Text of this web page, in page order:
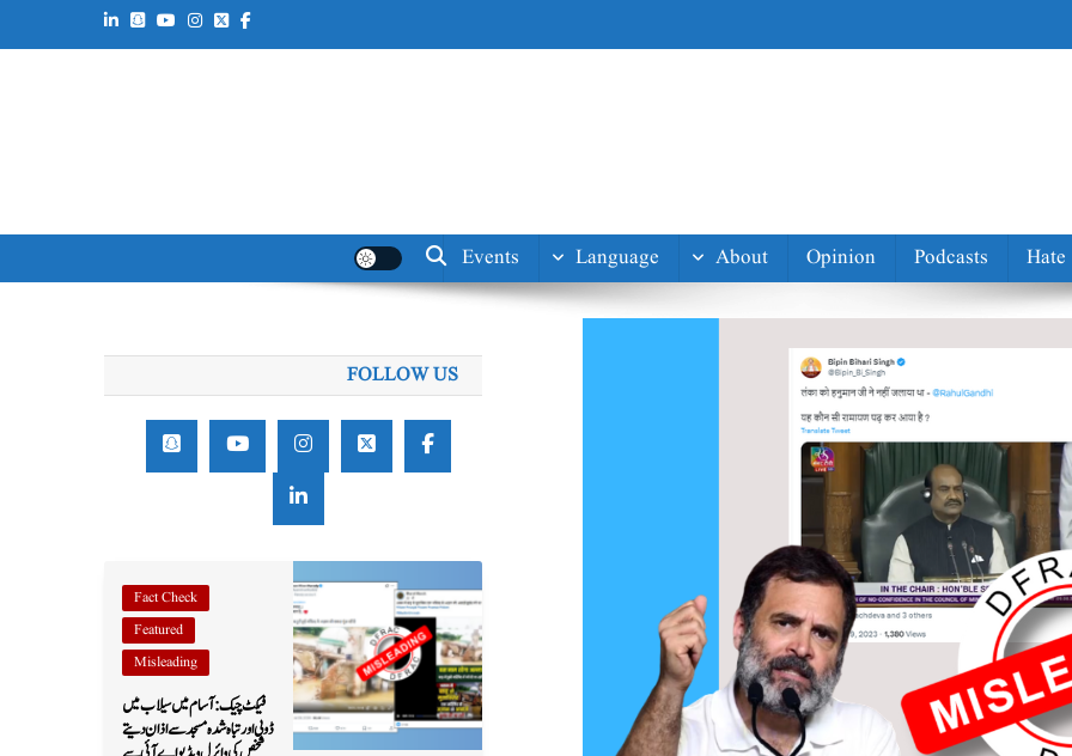
Hate
Podcasts
Opinion
About
Language
Events
FOLLOW US
Fact Check
Featured
Misleading
فیکٹ چیک: آسام میں سیلاب میں
ڈوبی اور تباہ شدہ مسجد سے اذان دیتے